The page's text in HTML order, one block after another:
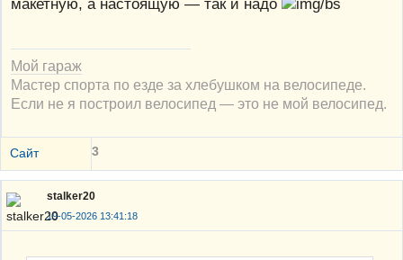
Мой гараж
Мастер спорта по езде за хлебушком на велосипеде.
Если не я построил велосипед — это не мой велосипед.
Сайт 3
stalker20
19-05-2026 13:41:18